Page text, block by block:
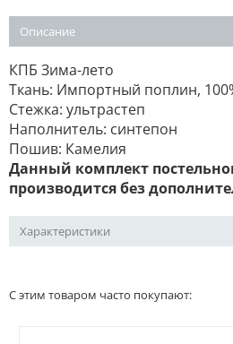
Описание
КПБ Зима-лето
Ткань: Импортный поплин,
Стежка: ультрастеп
Наполнитель: синтепон
Пошив: Камелия
Данный комплект
производится без
Характеристики
С этим товаром часто покупают: